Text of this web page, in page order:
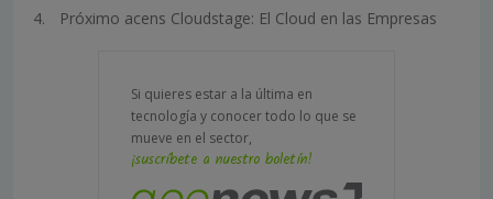
Próximo acens Cloudstage: El Cloud en las Empresas
Si quieres estar a la última en
tecnología y conocer todo lo que se
mueve en el sector,
¡suscríbete a nuestro boletín!